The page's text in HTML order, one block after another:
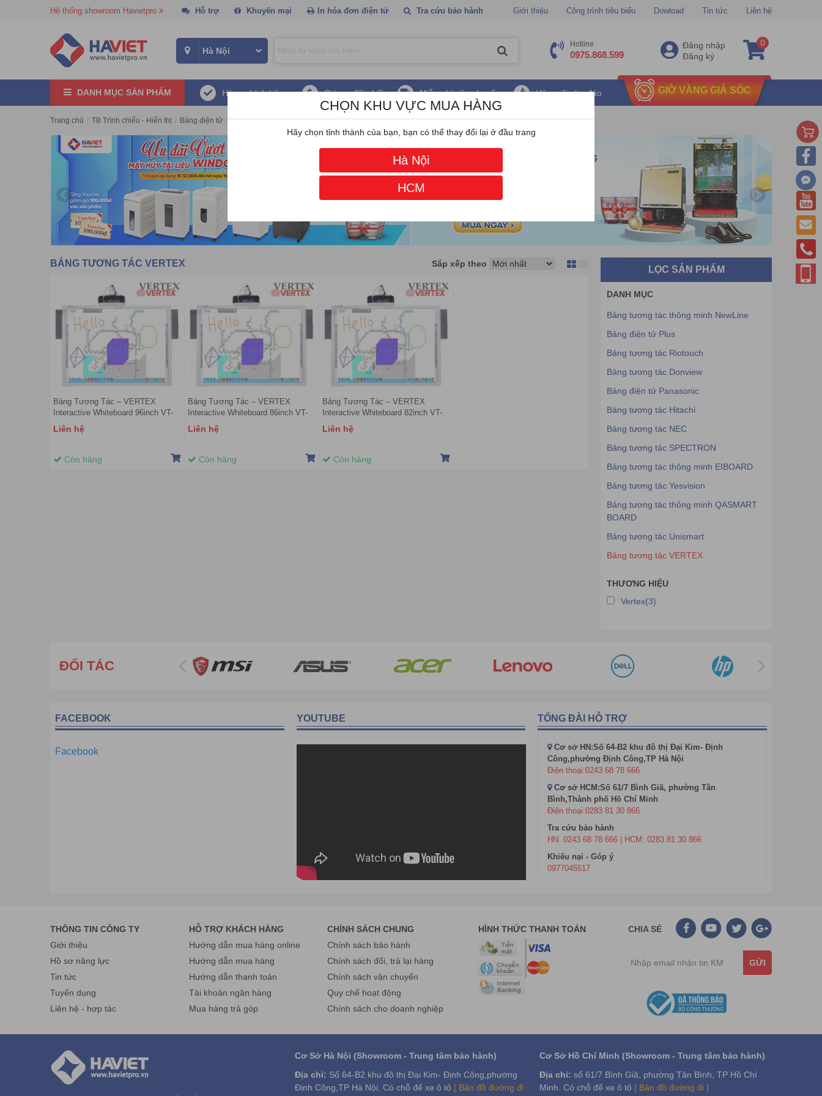
Hệ thống showroom Havietpro Hỗ trợ Khuyến mại In hóa đơn điện tử Tra cứu bảo hành Giới thiệu Công trình tiêu biểu Dowload Tin tức Liên hệ
Hotline
0975.868.599
Đăng nhập
Đăng ký
0
DANH MỤC SẢN PHẨM Hàng chính hãng Giá ưu đãi nhất Miễn phí vận chuyển Hậu mãi chu đáo GIỜ VÀNG GIÁ SỐC
Trang chủ / TB Trình chiếu - Hiển thị / Bảng điện tử / Bảng tương tác VERTEX
BẢNG TƯƠNG TÁC VERTEX Sắp xếp theo
Bảng Tương Tác – VERTEX
Interactive Whiteboard 96inch VT-
IW96FT
Liên hệ
Còn hàng
Bảng Tương Tác – VERTEX
Interactive Whiteboard 86inch VT-
IW86FT
Liên hệ
Còn hàng
Bảng Tương Tác – VERTEX
Interactive Whiteboard 82inch VT-
IW82FT
Liên hệ
Còn hàng
LỌC SẢN PHẨM
DANH MỤC
Bảng tương tác thông minh NewLine
Bảng điện tử Plus
Bảng tương tác Riotouch
Bảng tương tác Donview
Bảng điện tử Panasonic
Bảng tương tác Hitachi
Bảng tương tác NEC
Bảng tương tác SPECTRON
Bảng tương tác thông minh EIBOARD
Bảng tương tác Yesvision
Bảng tương tác thông minh QASMART
BOARD
Bảng tương tác Unismart
Bảng tương tác VERTEX
THƯƠNG HIỆU
Vertex(3)
ĐỐI TÁC
FACEBOOK
Facebook
YOUTUBE TỔNG ĐÀI HỖ TRỢ
Cơ sở HN:Số 64-B2 khu đô thị Đại Kim- Định
Công,phường Định Công,TP Hà Nội
Điện thoại:0243 68 78 666
Cơ sở HCM:Số 61/7 Bình Giã, phường Tân
Bình,Thành phố Hồ Chí Minh
Điện thoại:0283 81 30 866
Tra cứu bảo hành
HN: 0243 68 78 666 | HCM: 0283 81 30 866
Khiếu nại - Góp ý
0977045517
THÔNG TIN CÔNG TY
Giới thiệu
Hồ sơ năng lực
Tin tức
Tuyển dụng
Liên hệ - hợp tác
HỖ TRỢ KHÁCH HÀNG
Hướng dẫn mua hàng online
Hướng dẫn mua hàng
Hướng dẫn thanh toán
Tài khoản ngân hàng
Mua hàng trả góp
CHÍNH SÁCH CHUNG
Chính sách bảo hành
Chính sách đổi, trả lại hàng
Chính sách vận chuyển
Quy chế hoạt động
Chính sách cho doanh nghiệp
HÌNH THỨC THANH TOÁN CHIA SẺ
GỬI
Cơ Sở Hà Nội (Showroom - Trung tâm bảo hành)
Địa chỉ: Số 64-B2 khu đô thị Đại Kim- Định Công,phường
Định Công,TP Hà Nội. Có chỗ để xe ô tô [ Bản đồ đường đi
Cơ Sở Hồ Chí Minh (Showroom - Trung tâm bảo hành)
Địa chỉ: số 61/7 Bình Giã, phường Tân Bình, TP Hồ Chí
Minh. Có chỗ để xe ô tô [ Bản đồ đường đi ]
CHỌN KHU VỰC MUA HÀNG
Hãy chọn tỉnh thành của bạn, bạn có thể thay đổi lại ở đầu trang
Hà Nội
HCM